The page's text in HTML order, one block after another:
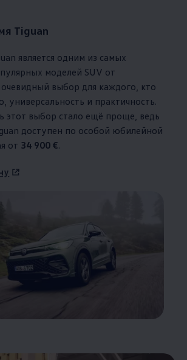
Tiguan
является одним из самых
моделей SUV от
выбор для каждого, кто
универсальность и практичность.
этот выбор стало ещё проще, ведь
доступен по особой юбилейной
от 34 900 €.